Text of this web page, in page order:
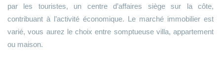
par les touristes, un centre d’affaires siège sur la côte,
contribuant à l’activité économique. Le marché immobilier est
varié, vous aurez le choix entre somptueuse villa, appartement
ou maison.